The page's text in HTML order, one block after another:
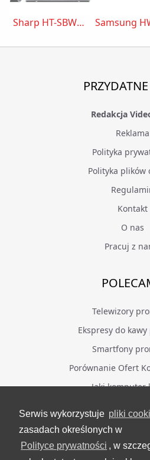
Serwis wykorzystuje pliki
zasadach określonych w
Polityce prywatności , w
Sharp HT-SBW55121
Redakcja
Reklama
Polityka
Polityka plików
Kontakt
O nas
Pracuj z
Telewizory
Ekspresy do
Smartfony
Porównanie Ofert
Jaki komputer
BĄDŹ NA
Facebook